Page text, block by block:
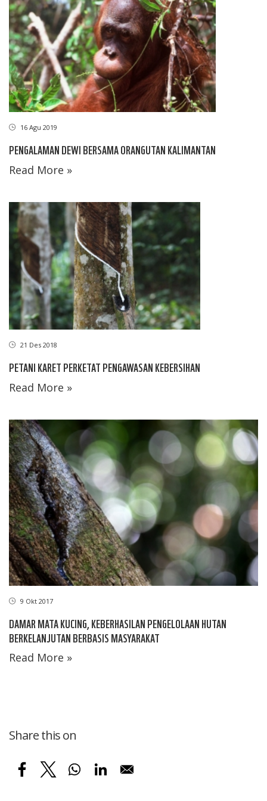
16 Agu 2019
PENGALAMAN DEWI BERSAMA ORANGUTAN KALIMANTAN
Read More »
21 Des 2018
PETANI KARET PERKETAT PENGAWASAN KEBERSIHAN
Read More »
9 Okt 2017
DAMAR MATA KUCING, KEBERHASILAN PENGELOLAAN HUTAN
BERKELANJUTAN BERBASIS MASYARAKAT
Read More »
Share this on